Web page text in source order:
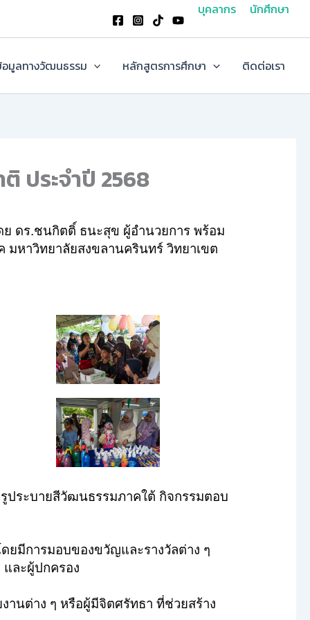
บุคลากร นักศึกษา
มูลทางวัฒนธรรม หลักสูตรการศึกษา ติดต่อเรา
ประจำปี 2568
ดร.ชนกิตติ์ ธนะสุข ผู้อำนวยการ พร้อม
มหาวิทยาลัยสงขลานครินทร์ วิทยาเขต
รูประบายสีวัฒนธรรมภาคใต้ กิจกรรมตอบ
ยมีการมอบของขวัญและรางวัลต่าง ๆ
และผู้ปกครอง
นต่าง ๆ หรือผู้มีจิตศรัทธา ที่ช่วยสร้าง